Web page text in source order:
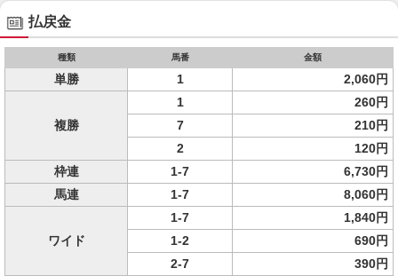
払戻金
種類 馬番 金額
単勝 1 2,060円
複勝
1
260円
7
210円
2
120円
枠連
1-7
6,730円
馬連
1-7 8,060円
ワイド
1-7
1,840円
1-2
690円
2-7
390円